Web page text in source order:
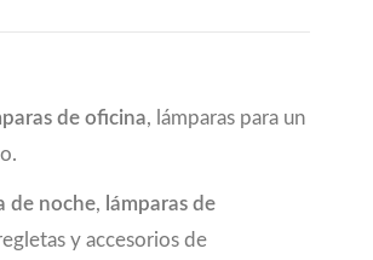
de oficina, lámparas para un
de noche, lámparas de
y accesorios de